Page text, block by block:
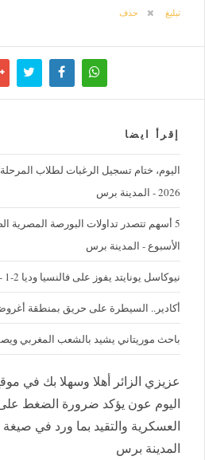
تبليغ
حذف
إقرأ ايضا
اليوم، ختام تسجيل الرغبات لطلاب
2026 - المدينة برس
5 أسهم تتصدر تداولات البورصة المصرية
الأسبوع - المدينة برس
نيوكاسل يونايتد يفوز على فالنسيا وديا 2-1 - المدينة برس
أكادير.. السيطرة على حريق بمنطقة
باحث موريتاني يشيد بالشعب المغربي
عزيزي الزائر أهلا وسهلا بك في
اليوم عون يؤكد ضرورة الضغط
العسكرية والتقيد بما ورد في صيغة
المدينة برس